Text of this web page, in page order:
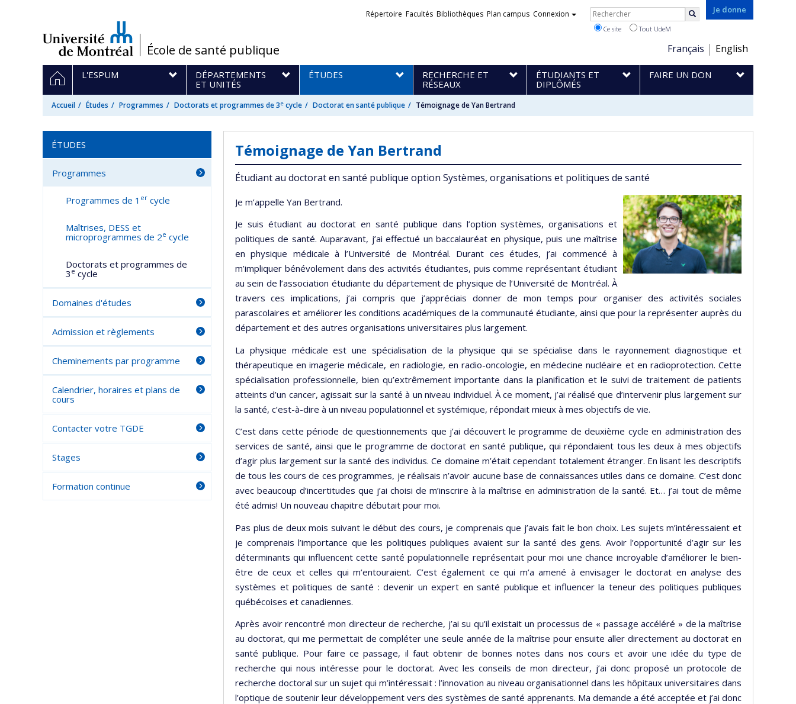
/École de santé publique
Je donne
Choix
de
la
langue
Français English
Liens
Répertoire Facultés Bibliothèques Plan campus Connexion Rechercher
Ce site Tout UdeM
Navigation
principale
ACCUEIL
L'ESPUM
DÉPARTEMENTS
ET UNITÉS
ÉTUDES
RECHERCHE ET
RÉSEAUX
ÉTUDIANTS ET
DIPLÔMÉS
FAIRE UN DON
Accueil Études Programmes Doctorats et programmes de 3e cycle Doctorat en santé publique Témoignage de Yan Bertrand
Témoignage de Yan Bertrand
Étudiant au doctorat en santé publique option Systèmes, organisations et politiques de santé
Je m’appelle Yan Bertrand.
Je suis étudiant au doctorat en santé publique dans l’option systèmes, organisations et
politiques de santé. Auparavant, j’ai effectué un baccalauréat en physique, puis une maîtrise
en physique médicale à l’Université de Montréal. Durant ces études, j’ai commencé à
m’impliquer bénévolement dans des activités étudiantes, puis comme représentant étudiant
au sein de l’association étudiante du département de physique de l’Université de Montréal. À
travers ces implications, j’ai compris que j’appréciais donner de mon temps pour organiser des activités sociales
parascolaires et améliorer les conditions académiques de la communauté étudiante, ainsi que pour la représenter auprès du
département et des autres organisations universitaires plus largement.
La physique médicale est une spécialisation de la physique qui se spécialise dans le rayonnement diagnostique et
thérapeutique en imagerie médicale, en radiologie, en radio-oncologie, en médecine nucléaire et en radioprotection. Cette
spécialisation professionnelle, bien qu’extrêmement importante dans la planification et le suivi de traitement de patients
atteints d’un cancer, agissait sur la santé à un niveau individuel. À ce moment, j’ai réalisé que d’intervenir plus largement sur
la santé, c’est-à-dire à un niveau populationnel et systémique, répondait mieux à mes objectifs de vie.
C’est dans cette période de questionnements que j’ai découvert le programme de deuxième cycle en administration des
services de santé, ainsi que le programme de doctorat en santé publique, qui répondaient tous les deux à mes objectifs
d’agir plus largement sur la santé des individus. Ce domaine m’était cependant totalement étranger. En lisant les descriptifs
de tous les cours de ces programmes, je réalisais n’avoir aucune base de connaissances utiles dans ce domaine. C’est donc
avec beaucoup d’incertitudes que j’ai choisi de m’inscrire à la maîtrise en administration de la santé. Et… j’ai tout de même
été admis! Un nouveau chapitre débutait pour moi.
Pas plus de deux mois suivant le début des cours, je comprenais que j’avais fait le bon choix. Les sujets m’intéressaient et
je comprenais l’importance que les politiques publiques avaient sur la santé des gens. Avoir l’opportunité d’agir sur les
déterminants qui influencent cette santé populationnelle représentait pour moi une chance incroyable d’améliorer le bien-
être de ceux et celles qui m’entouraient. C’est également ce qui m’a amené à envisager le doctorat en analyse des
systèmes et politiques de santé : devenir un expert en santé publique et influencer la teneur des politiques publiques
québécoises et canadiennes.
Après avoir rencontré mon directeur de recherche, j’ai su qu’il existait un processus de « passage accéléré » de la maîtrise
au doctorat, qui me permettait de compléter une seule année de la maîtrise pour ensuite aller directement au doctorat en
santé publique. Pour faire ce passage, il faut obtenir de bonnes notes dans nos cours et avoir une idée du type de
recherche qui nous intéresse pour le doctorat. Avec les conseils de mon directeur, j’ai donc proposé un protocole de
recherche doctoral sur un sujet qui m’intéressait : l’innovation au niveau organisationnel dans les hôpitaux universitaires dans
l’optique de soutenir leur développement vers des systèmes de santé apprenants. Ma demande a été acceptée et j’ai donc
ÉTUDES
Programmes
Programmes de 1 ercycle
Maîtrises, DESS et
microprogrammes de 2e cycle
Doctorats et programmes de
3 e cycle
Domaines d'études
Admission et règlements
Cheminements par programme
Calendrier, horaires et plans de
cours
Contacter votre TGDE
Stages
Formation continue